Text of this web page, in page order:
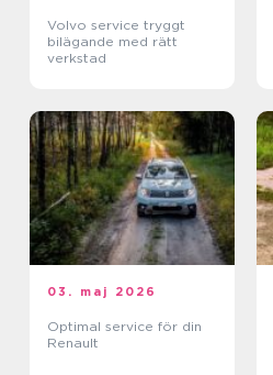
Volvo service tryggt
bilägande med rätt
verkstad
03. maj 2026
Optimal service för din
Renault